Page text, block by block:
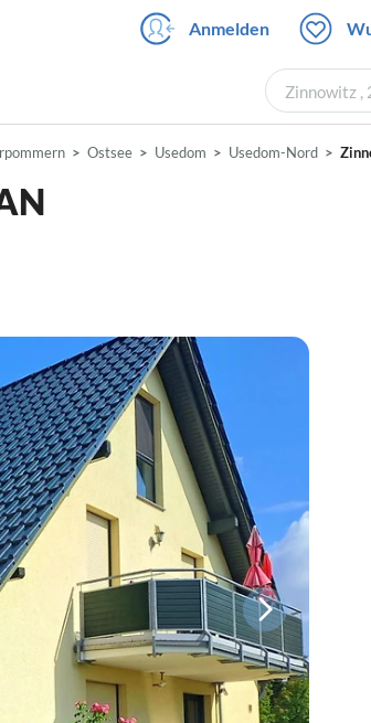
Anmelden
Zinnowitz ,
Ostsee Usedom Usedom-Nord